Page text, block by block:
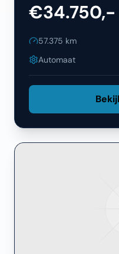
€34.750,-
57.375 km
Automaat